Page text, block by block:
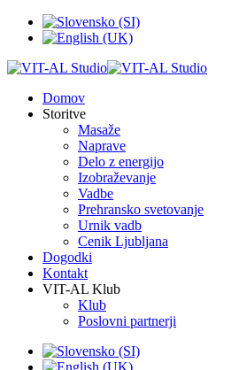
Domov
Storitve
Masaže
Naprave
Delo z energijo
Izobraževanje
Vadbe
Prehransko svetovanje
Urnik vadb
Cenik Ljubljana
Dogodki
Kontakt
VIT-AL Klub
Klub
Poslovni partnerji